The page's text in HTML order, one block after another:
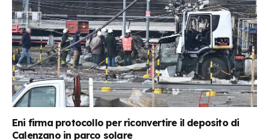
Eni firma protocollo per riconvertire il deposito di
Calenzano in parco solare